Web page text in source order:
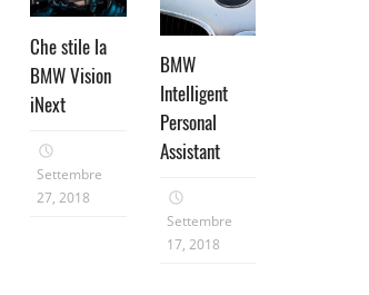
Che stile la
BMW Vision
iNext
Settembre
27, 2018
BMW
Intelligent
Personal
Assistant
Settembre
17, 2018